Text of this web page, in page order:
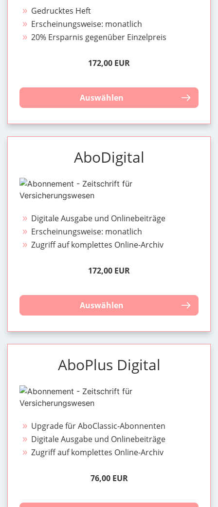
Gedrucktes Heft
Erscheinungsweise: monatlich
20% Ersparnis gegenüber Einzelpreis
172,00 EUR
Auswählen
AboDigital
Digitale Ausgabe und Onlinebeiträge
Erscheinungsweise: monatlich
Zugriff auf komplettes Online-Archiv
172,00 EUR
Auswählen
AboPlus Digital
Upgrade für AboClassic-Abonnenten
Digitale Ausgabe und Onlinebeiträge
Zugriff auf komplettes Online-Archiv
76,00 EUR